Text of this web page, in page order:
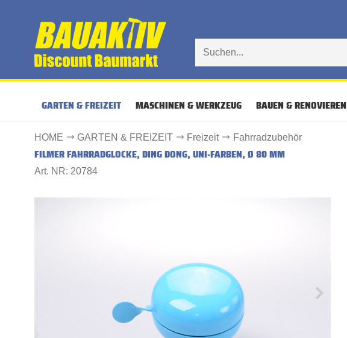
GARTEN & FREIZEIT MASCHINEN & WERKZEUG BAUEN & RENOVIEREN
HOME GARTEN & FREIZEIT Freizeit Fahrradzubehör
FILMER FAHRRADGLOCKE, DING DONG, UNI-FARBEN, Ø 80 MM
Art. NR: 20784